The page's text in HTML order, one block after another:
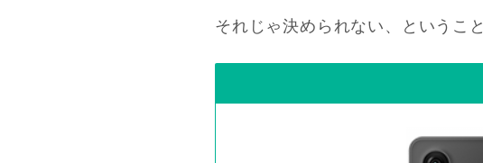
それじゃ決められない、というこ